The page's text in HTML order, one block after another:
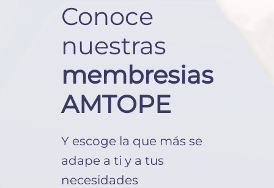
Conoce
nuestras
membresias
AMTOPE
Y escoge la que más se
adape a ti y a tus
necesidades